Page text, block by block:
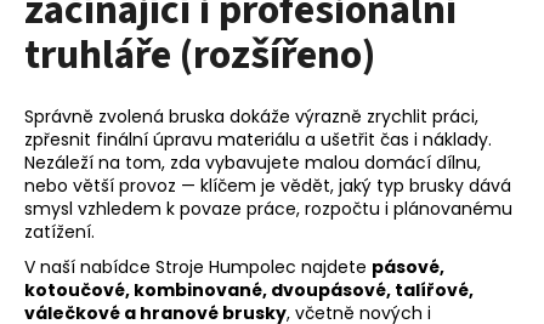
truhláře (rozšířeno)
Správně zvolená bruska dokáže výrazně zrychlit práci,
zpřesnit finální úpravu materiálu a ušetřit čas i náklady.
Nezáleží na tom, zda vybavujete malou domácí dílnu,
nebo větší provoz — klíčem je vědět, jaký typ brusky dává
smysl vzhledem k povaze práce, rozpočtu i plánovanému
zatížení.
V naší nabídce Stroje Humpolec najdete pásové,
kotoučové, kombinované, dvoupásové, talířové,
válečkové a hranové brusky, včetně nových i
p
o
t
ř
e
b
u
j
e
t